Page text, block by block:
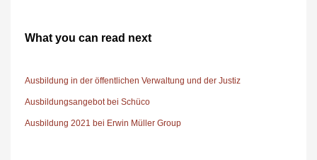
What you can read next
Ausbildung in der öffentlichen Verwaltung und der Justiz
Ausbildungsangebot bei Schüco
Ausbildung 2021 bei Erwin Müller Group